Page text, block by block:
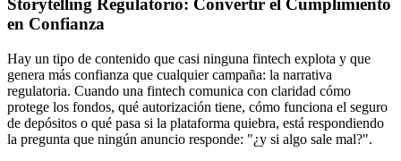
Storytelling Regulatorio: Convertir el Cumplimiento
en Confianza
Hay un tipo de contenido que casi ninguna fintech explota y que
genera más confianza que cualquier campaña: la narrativa
regulatoria. Cuando una fintech comunica con claridad cómo
protege los fondos, qué autorización tiene, cómo funciona el seguro
de depósitos o qué pasa si la plataforma quiebra, está respondiendo
la pregunta que ningún anuncio responde: "¿y si algo sale mal?".